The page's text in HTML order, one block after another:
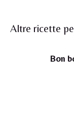
Altre ricette
Bon